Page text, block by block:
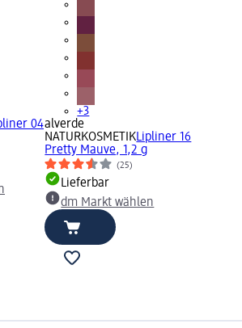
04
+3
alverde
NATURKOSMETIKLipliner 16
Pretty Mauve, 1,2 g
(25)
Lieferbar
dm Markt wählen